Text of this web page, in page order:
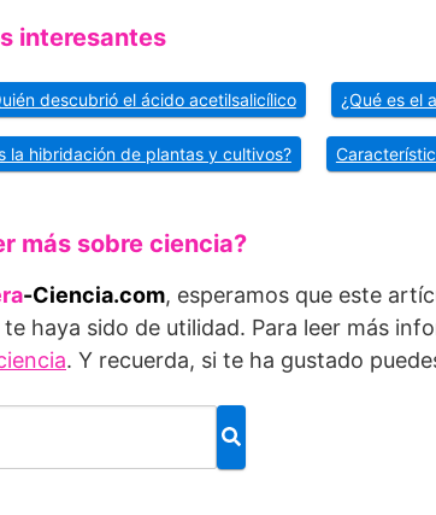
interesantes
descubrió el ácido acetilsalicílico ¿Qué es el
la hibridación de plantas y cultivos?
más sobre ciencia?
-Ciencia.com, esperamos que este
te haya sido de utilidad. Para leer más
. Y recuerda, si te ha gustado